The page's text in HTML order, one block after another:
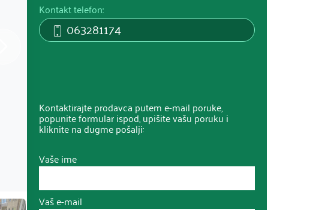
Kontakt telefon:
063281174
Kontaktirajte prodavca putem e-mail poruke,
popunite formular ispod, upišite vašu poruku i
kliknite na dugme pošalji:
Vaše ime
Vaš e-mail